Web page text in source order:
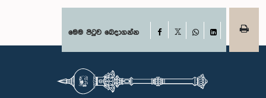
මෙම පිටුව බෙදාගන්න Facebook
WhatsAppLinkedIn